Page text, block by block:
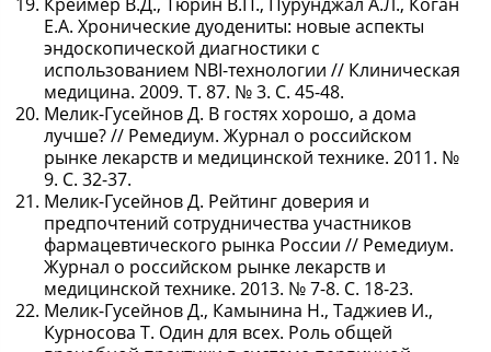
Е.А. Хронические дуодениты: новые аспекты
эндоскопической диагностики с
использованием NBI-технологии // Клиническая
медицина. 2009. Т. 87. № 3. С. 45-48.
Мелик-Гусейнов Д. В гостях хорошо, а дома
лучше? // Ремедиум. Журнал о российском
рынке лекарств и медицинской технике. 2011. №
9. С. 32-37.
Мелик-Гусейнов Д. Рейтинг доверия и
предпочтений сотрудничества участников
фармацевтического рынка России // Ремедиум.
Журнал о российском рынке лекарств и
медицинской технике. 2013. № 7-8. С. 18-23.
Мелик-Гусейнов Д., Камынина Н., Таджиев И.,
Курносова Т. Один для всех. Роль общей